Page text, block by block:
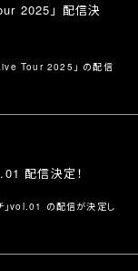
2025」 配信決
Tour 2025」 の配信
配信決定！
」vol.01 の配信が決定し